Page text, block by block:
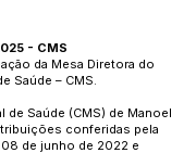
- CMS
da Mesa Diretora do
Saúde – CMS.
de Saúde (CMS) de Manoel
conferidas pela
de junho de 2022 e